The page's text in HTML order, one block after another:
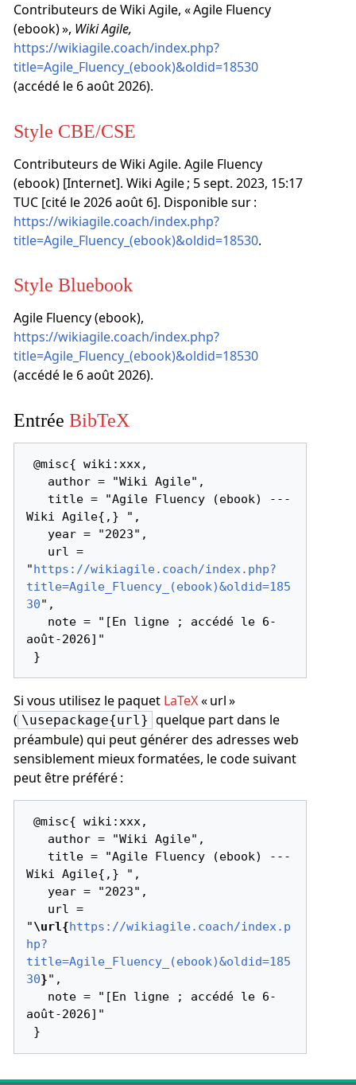
Contributeurs de Wiki Agile, « Agile Fluency
(ebook) », Wiki Agile,
https://wikiagile.coach/index.php?
title=Agile_Fluency_(ebook)&oldid=18530
(accédé le 6 août 2026).
Style CBE/CSE
Contributeurs de Wiki Agile. Agile Fluency
(ebook) [Internet]. Wiki Agile ; 5 sept. 2023, 15:17
TUC [cité le 2026 août 6]. Disponible sur :
https://wikiagile.coach/index.php?
title=Agile_Fluency_(ebook)&oldid=18530.
Style Bluebook
Agile Fluency (ebook),
https://wikiagile.coach/index.php?
title=Agile_Fluency_(ebook)&oldid=18530
(accédé le 6 août 2026).
Entrée BibTeX
@misc{ wiki:xxx,
Wiki Agile{,} ",
"https://wikiagile.coach/index.php?
title=Agile_Fluency_(ebook)&oldid=185
30",
août-2026]"
Si vous utilisez le paquet LaTeX« url »
( \usepackage{url} quelque part dans le
préambule) qui peut générer des adresses web
sensiblement mieux formatées, le code suivant
peut être préféré :
@misc{ wiki:xxx,
Wiki Agile{,} ",
"\url{https://wikiagile.coach/index.p
hp?
title=Agile_Fluency_(ebook)&oldid=185
30}",
août-2026]"